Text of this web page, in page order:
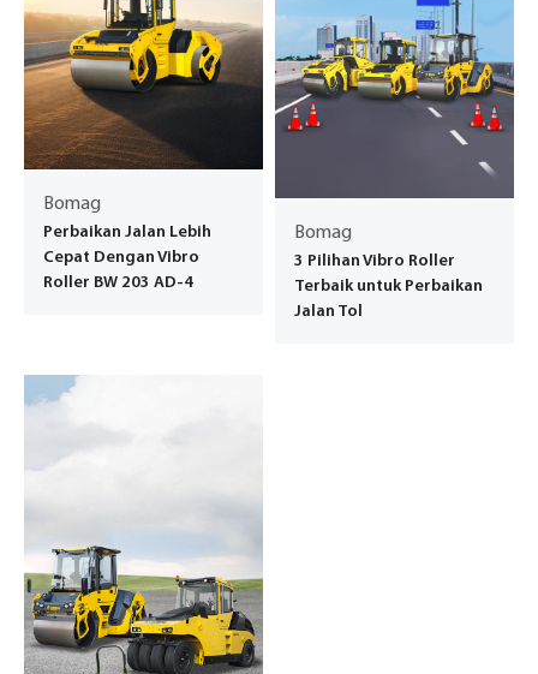
Bomag
Perbaikan Jalan Lebih
Cepat Dengan Vibro
Roller BW 203 AD-4
Bomag
3 Pilihan Vibro Roller
Terbaik untuk Perbaikan
Jalan Tol